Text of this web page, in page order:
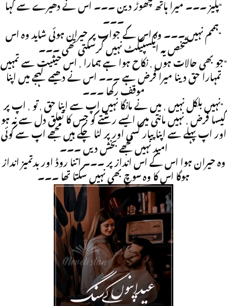
“پلیز ۔۔۔ میرا ہاتھ چھوڑ دین ۔۔۔ اس نے دھیرے سے کہا
۔۔۔
“ہممم نہیں ۔۔۔ وہ اس کے جواب پر حیران ہوئی شاید وہ اس
شخص یہ ایکسپیکٹ نہیں کرسکتی تھی ۔۔۔
“جو بھی حالات ہوں , نکاح ہوا ہے ہمارا , اس حیثیت سے تمہیں
تمہارا حق دینا میرا فرض ہے ۔۔۔ اس نے دھیمے لہجے میں اپنا
موقف رکھا ۔۔۔
“نہیں بلکل نہیں , میں نے مانگا نہیں اپ سے اپنا حق , تو , اپ پر
کیسا فرض , نہیں مانتی میں ایسے رشتے کو جس کا تعلق دل سے نہ ہو
اور اپ پہلے سے اپنا پیار کسی اور پر لٹا چکے ہیں مجھے اپ سے کوئی
امید نہیں مجھے بخش دیں ۔۔۔
وہ حیران ہوا اس کے اس انداز پر ۔۔۔ اتنا روڈ اور بدتمیز انداز
ہوگا اس کا وہ سوچ بھی نہیں سکتا تھا ۔۔۔